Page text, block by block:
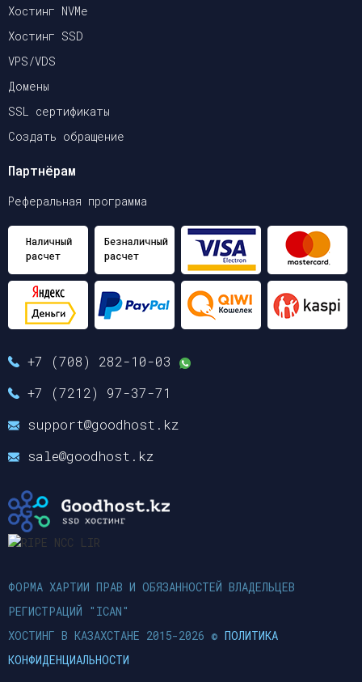
Хостинг NVMe
Хостинг SSD
VPS/VDS
Домены
SSL сертификаты
Создать обращение
Партнёрам
Реферальная программа
+7 (708) 282-10-03
+7 (7212) 97-37-71
support@goodhost.kz
sale@goodhost.kz
ФОРМА ХАРТИИ ПРАВ И ОБЯЗАННОСТЕЙ ВЛАДЕЛЬЦЕВ
РЕГИСТРАЦИЙ "ICAN"
ХОСТИНГ В КАЗАХСТАНЕ 2015-2026 © ПОЛИТИКА
КОНФИДЕНЦИАЛЬНОСТИ